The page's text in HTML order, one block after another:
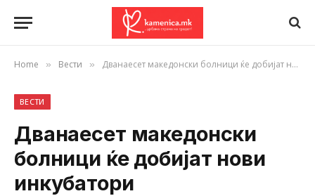
Home » Вести » Дванаесет македонски болници ќе добијат нови инкубатори
ВЕСТИ
Дванаесет македонски
болници ќе добијат нови
инкубатори